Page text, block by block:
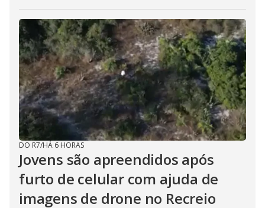
DO R7/HÁ 6 HORAS
Jovens são apreendidos após
furto de celular com ajuda de
imagens de drone no Recreio